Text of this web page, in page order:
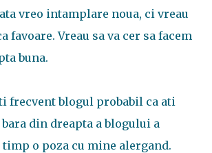
vreo intamplare noua, ci vreau
favoare. Vreau sa va cer sa facem
buna.
frecvent blogul probabil ca ati
bara din dreapta a blogului a
timp o poza cu mine alergand.